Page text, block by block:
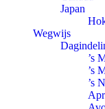
Japan
Wegwijs
’s
’s
’s